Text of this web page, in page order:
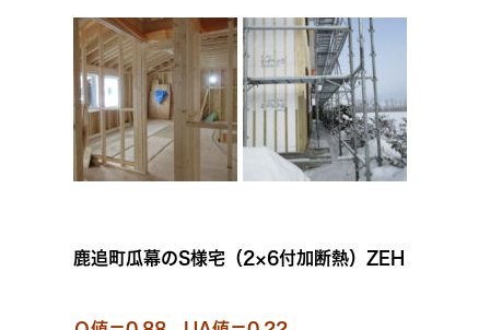
鹿追町瓜幕のS様宅（2×6付加断熱）ZEH